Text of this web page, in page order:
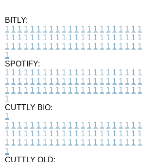
BITLY:
1 1 1 1 1 1 1 1 1 1 1 1 1 1 1 1 1 1 1 1 1 1
1 1 1 1 1 1 1 1 1 1 1 1 1 1 1 1 1 1 1 1 1 1
1 1 1 1 1 1 1 1 1 1 1 1 1 1 1 1 1 1 1 1 1 1
1
SPOTIFY:
1 1 1 1 1 1 1 1 1 1 1 1 1 1 1 1 1 1 1 1 1 1
1 1 1 1 1 1 1 1 1 1 1 1 1 1 1 1 1 1 1 1 1 1
1 1 1 1 1 1 1 1 1 1 1 1 1 1 1 1 1 1 1 1 1 1
1
CUTTLY BIO:
1
1 1 1 1 1 1 1 1 1 1 1 1 1 1 1 1 1 1 1 1 1 1
1 1 1 1 1 1 1 1 1 1 1 1 1 1 1 1 1 1 1 1 1 1
1 1 1 1 1 1 1 1 1 1 1 1 1 1 1 1 1 1 1 1 1 1
1
CUTTLY OLD: